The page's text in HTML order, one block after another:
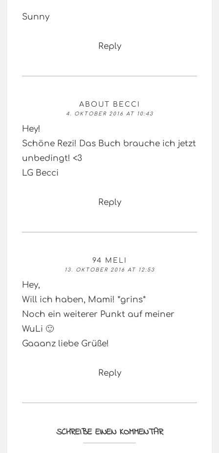
Sunny
Reply
ABOUT BECCI
4. OKTOBER 2016 AT 10:43
Hey!
Schöne Rezi! Das Buch brauche ich jetzt
unbedingt! <3
LG Becci
Reply
94 MELI
13. OKTOBER 2016 AT 12:53
Hey,
Will ich haben, Mami! *grins*
Noch ein weiterer Punkt auf meiner
WuLi 🙂
Gaaanz liebe Grüße!
Reply
SCHREIBE EINEN KOMMENTAR